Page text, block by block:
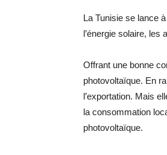
La Tunisie se lance
l’énergie solaire, les
Offrant une bonne
photovoltaïque. En
l’exportation. Mais
la consommation
photovoltaïque.